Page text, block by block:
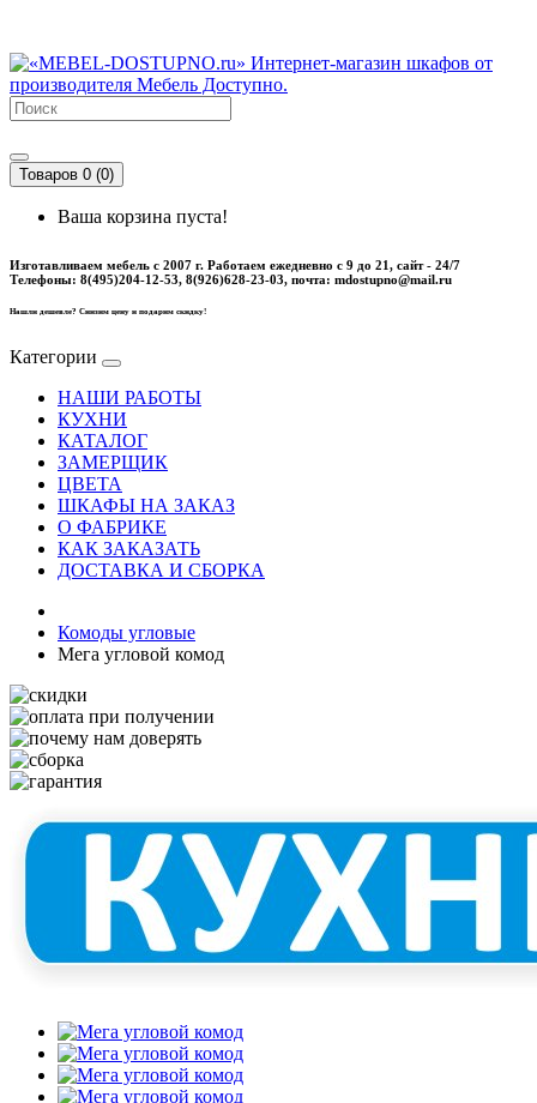
Товаров 0 (0)
Ваша корзина пуста!
Изготавливаем мебель с 2007 г. Работаем ежедневно с 9 до 21, cайт - 24/7
Телефоны: 8(495)204-12-53, 8(926)628-23-03, почта: mdostupno@mail.ru
Нашли дешевле? Снизим цену и подарим скидку!
Категории
НАШИ РАБОТЫ
КУХНИ
КАТАЛОГ
ЗАМЕРЩИК
ЦВЕТА
ШКАФЫ НА ЗАКАЗ
О ФАБРИКЕ
КАК ЗАКАЗАТЬ
ДОСТАВКА И СБОРКА
Комоды угловые
Мега угловой комод